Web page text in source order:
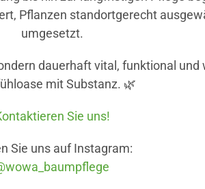
Pflanzen standortgerecht
umgesetzt.
dauerhaft vital, funktional
mit Substanz. 🌿
Sie uns!
Sie uns auf Instagram: